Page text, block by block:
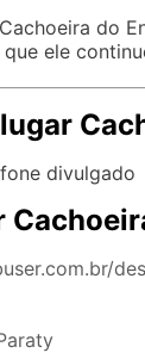
do
ele
divulgado